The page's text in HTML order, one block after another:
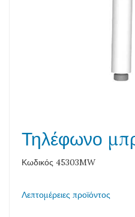
Τηλέφωνο
Κωδικός 45303MW
Λεπτομέρειες προϊόντος